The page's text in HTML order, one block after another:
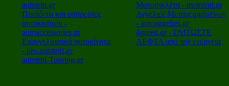
autotriti.gr
Προϊόντα και υπηρεσίες
αυτοκινήτου -
autoaccessories.gr
Επαγγελματικά αυτοκίνητα
- pro.autotriti.gr
autotriti-Touring.gr
Μοτοσικλέτα - mototriti.gr
Αγγελιες Μεταχειρισμένων
- autoaggelies.gr
4green.gr - ΓΛΙΤΩΣΤΕ
ΛΕΦΤΑ από την ενέργεια